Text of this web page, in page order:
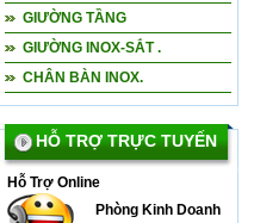
GIƯỜNG TẦNG
GIƯỜNG INOX-SẮT .
CHÂN BÀN INOX.
HỖ TRỢ TRỰC TUYẾN
Hỗ Trợ Online
Phòng Kinh Doanh